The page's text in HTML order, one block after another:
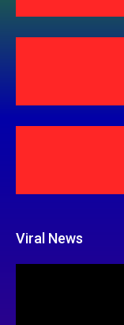
Viral News